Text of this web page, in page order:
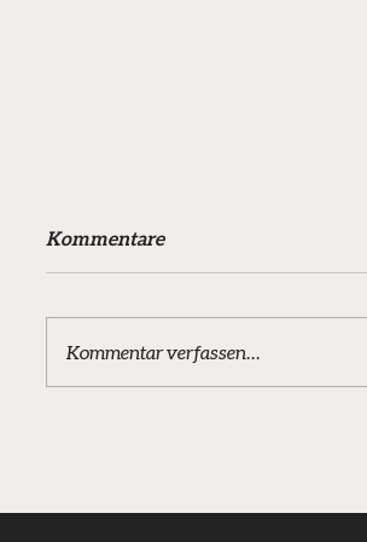
Kommentare
Kommentar verfassen...